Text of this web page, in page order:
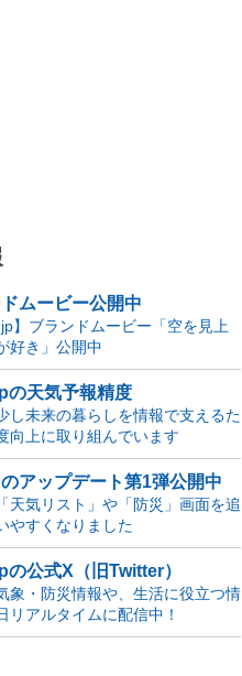
ムービー公開中
】ブランドムービー「空を見上
好き」公開中
の天気予報精度
し未来の暮らしを情報で支えるた
向上に取り組んでいます
アップデート第1弾公開中
天気リスト」や「防災」画面を追
やすくなりました
公式X（旧Twitter）
象・防災情報や、生活に役立つ情
リアルタイムに配信中！